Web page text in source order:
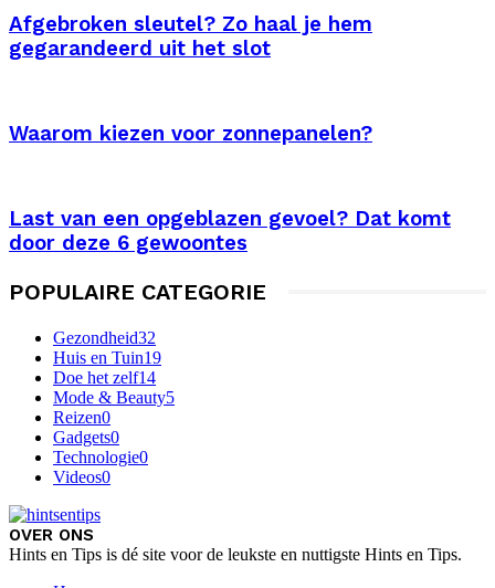
Afgebroken sleutel? Zo haal je hem
gegarandeerd uit het slot
Waarom kiezen voor zonnepanelen?
Last van een opgeblazen gevoel? Dat komt
door deze 6 gewoontes
POPULAIRE CATEGORIE
Gezondheid32
Huis en Tuin19
Doe het zelf14
Mode & Beauty5
Reizen0
Gadgets0
Technologie0
Videos0
OVER ONS
Hints en Tips is dé site voor de leukste en nuttigste Hints en Tips.